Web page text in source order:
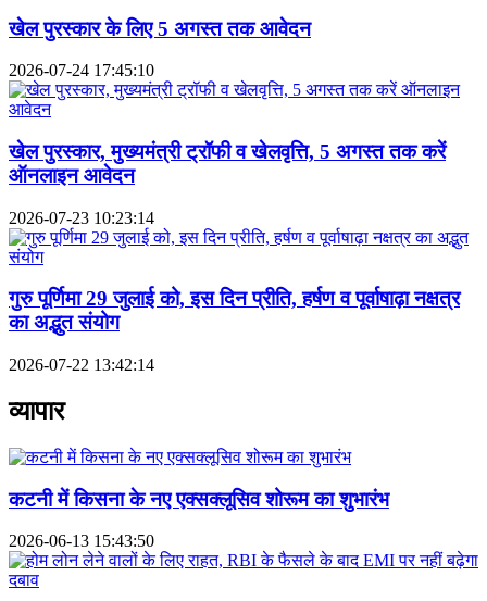
खेल पुरस्कार के लिए 5 अगस्त तक आवेदन
2026-07-24 17:45:10
खेल पुरस्कार, मुख्यमंत्री ट्रॉफी व खेलवृत्ति, 5 अगस्त तक करें
ऑनलाइन आवेदन
2026-07-23 10:23:14
गुरु पूर्णिमा 29 जुलाई को, इस दिन प्रीति, हर्षण व पूर्वाषाढ़ा नक्षत्र
का अद्भुत संयोग
2026-07-22 13:42:14
व्यापार
कटनी में किसना के नए एक्सक्लूसिव शोरूम का शुभारंभ
2026-06-13 15:43:50